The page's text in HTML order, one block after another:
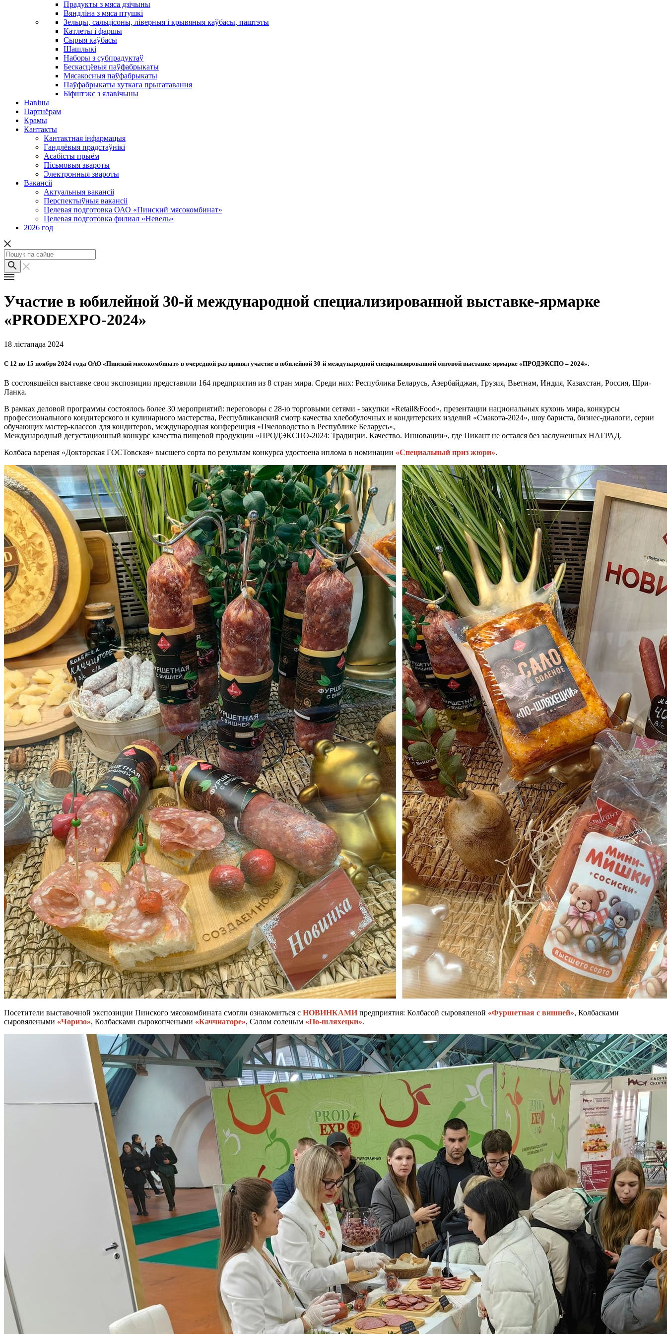
Прадукты з мяса дзічыны
Вяндліна з мяса птушкі
Зельцы, сальцісоны, ліверныя і крывяныя каўбасы, паштэты
Катлеты і фаршы
Сырыя каўбасы
Шашлыкі
Наборы з субпрадуктаў
Бескасцёвыя паўфабрыкаты
Мясакосныя паўфабрыкаты
Паўфабрыкаты хуткага прыгатавання
Біфштэкс з ялавічыны
Навіны
Партнёрам
Крамы
Кантакты
Кантактная інфармацыя
Гандлёвыя прадстаўнікі
Асабісты прыём
Пісьмовыя звароты
Электронныя звароты
Вакансіі
Актуальныя вакансіі
Перспектыўныя вакансіі
Целевая подготовка ОАО «Пинский мясокомбинат»
Целевая подготовка филиал «Невель»
2026 год
Участие в юбилейной 30-й международной специализированной выставке-ярмарке
«PRODEXPO-2024»
18 лістапада 2024
С 12 по 15 ноября 2024 года ОАО «Пинский мясокомбинат» в очередной раз принял участие в юбилейной 30-й международной специализированной оптовой выставке-ярмарке «ПРОДЭКСПО – 2024».
В состоявшейся выставке свои экспозиции представили 164 предприятия из 8 стран мира. Среди них: Республика Беларусь, Азербайджан, Грузия, Вьетнам, Индия, Казахстан, Россия, Шри-
Ланка.
В рамках деловой программы состоялось более 30 мероприятий: переговоры с 28-ю торговыми сетями - закупки «Retail&Food», презентации национальных кухонь мира, конкурсы
профессионального кондитерского и кулинарного мастерства, Республиканский смотр качества хлебобулочных и кондитерских изделий «Смакота-2024», шоу бариста, бизнес-диалоги, серии
обучающих мастер-классов для кондитеров, международная конференция «Пчеловодство в Республике Беларусь»,
Международный дегустационный конкурс качества пищевой продукции «ПРОДЭКСПО-2024: Традиции. Качество. Инновации», где Пикант не остался без заслуженных НАГРАД.
Колбаса вареная «Докторская ГОСТовская» высшего сорта по результам конкурса удостоена иплома в номинации «Специальный приз жюри».
Посетители выставочной экспозиции Пинского мясокомбината смогли ознакомиться с НОВИНКАМИ предприятия: Колбасой сыровяленой «Фуршетная с вишней», Колбасками
сыровялеными «Чоризо», Колбасками сырокопчеными «Каччиаторе», Салом соленым «По-шляхецки».